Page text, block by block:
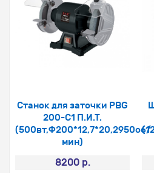
Станок для заточки PBG
200-С1 П.И.Т.
(500вт,Ф200*12,7*20,2950об/
мин)
8200 р.